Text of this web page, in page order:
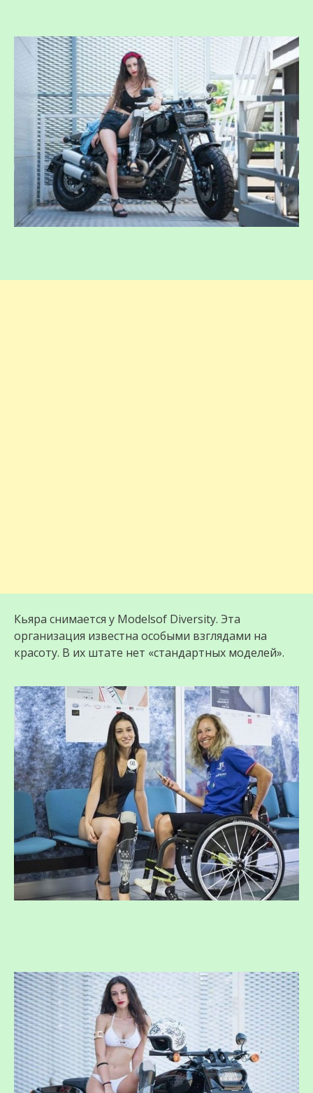
Кьяра снимается у Modelsof Diversity. Эта
организация известна особыми взглядами на
красоту. В их штате нет «стандартных моделей».